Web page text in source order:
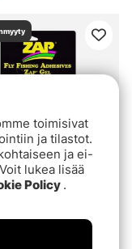
toimisivat
ja tilastot.
ja ei-
lukea lisää
Policy .